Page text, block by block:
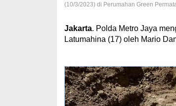
(10/3/2023) di Perumahan Green
Jakarta. Polda Metro Jaya
Latumahina (17) oleh Mario